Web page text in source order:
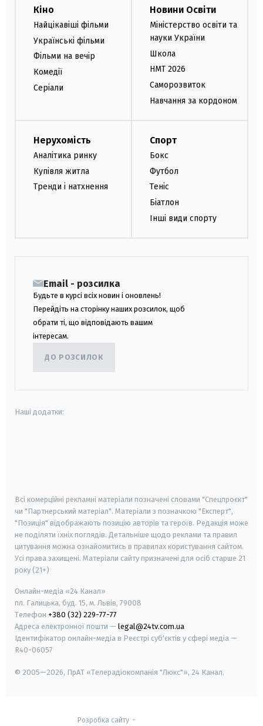
Кіно
Найцікавіші фільми
Українські фільми
Фільми на вечір
Комедії
Серіали
Новини Освіти
Міністерство освіти та
науки України
Школа
НМТ 2026
Саморозвиток
Навчання за кордоном
Нерухомість
Аналітика ринку
Купівля житла
Тренди і натхнення
Спорт
Бокс
Футбол
Теніс
Біатлон
Інші види спорту
Email - розсилка
Будьте в курсі всіх новин і оновлень!
Перейдіть на сторінку наших розсилок, щоб
обрати ті, що відповідають вашим
інтересам.
ДО РОЗСИЛОК
Наші додатки:
Всі комерційні рекламні матеріали позначені словами "Спецпроєкт"
чи "Партнерський матеріал". Матеріали з позначкою "Експерт",
"Позиція" відображають позицію авторів та героїв. Редакція може
не поділяти їхніх поглядів. Детальніше щодо реклами та правил
цитування можна ознайомитись в правилах користування сайтом.
Усі права захищені. Матеріали сайту призначені для осіб старше 21
року (21+)
Онлайн-медіа «24 Канал»
пл. Галицька, буд. 15, м. Львів, 79008
Телефон +380 (32) 229-77-77
Адреса електронної пошти — legal@24tv.com.ua
Ідентифікатор онлайн-медіа в Реєстрі суб'єктів у сфері медіа —
R40-06057
© 2005—2026, ПрАТ «Телерадіокомпанія "Люкс"», 24 Канал.
Розробка сайту-